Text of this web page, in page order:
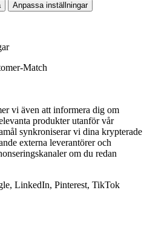
Anpassa inställningar
Match
vi även att informera dig om
produkter utanför vår
synkroniserar vi dina krypterade
externa leverantörer och
om du redan
LinkedIn, Pinterest, TikTok